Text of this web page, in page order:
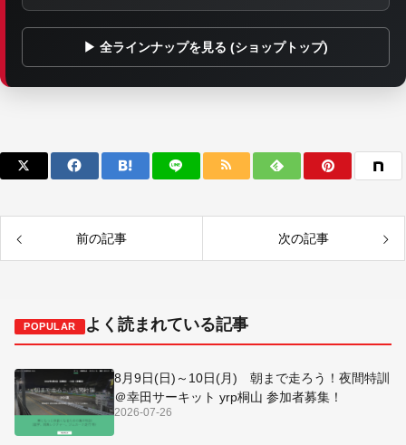
▶ 全ラインナップを見る (ショップトップ)
前の記事 次の記事
POPULAR よく読まれている記事
8月9日(日)～10日(月) 朝まで走ろう！夜間特訓
＠幸田サーキット yrp桐山 参加者募集！
2026-07-26